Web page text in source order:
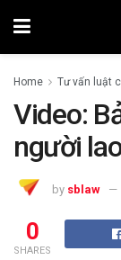
Home Tư vấn luật
Video:
người
by sblaw
0
SHARES